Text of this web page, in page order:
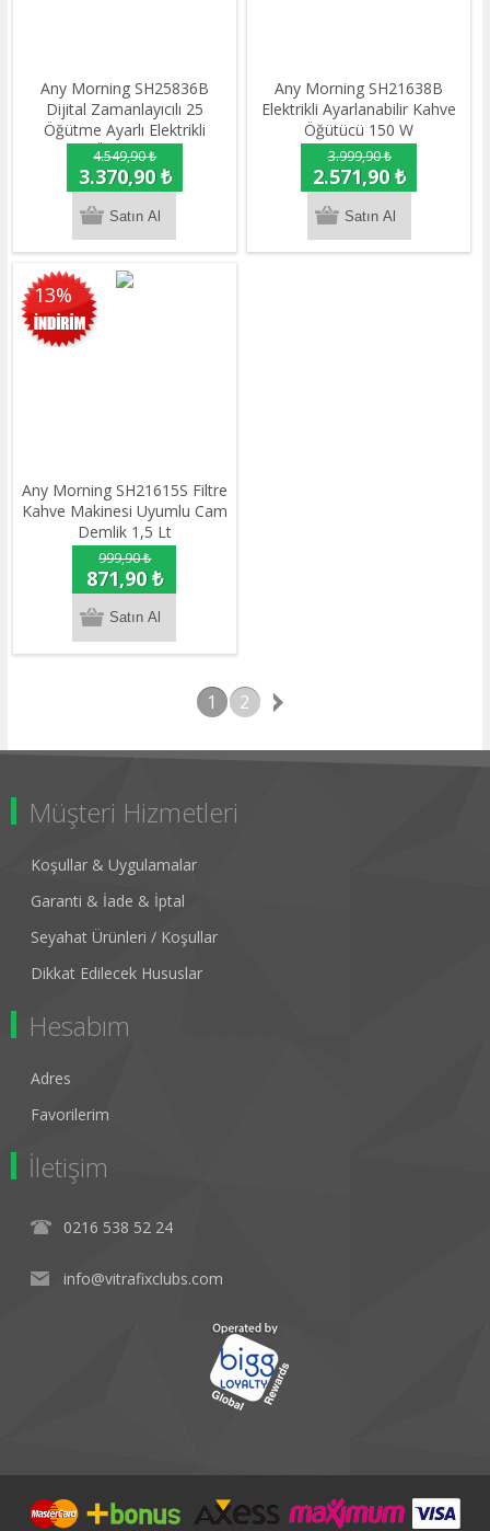
Any Morning SH25836B
Dijital Zamanlayıcılı 25
Öğütme Ayarlı Elektrikli
Kahve Öğütücü ​​​​​​​200 W
4.549,90 ₺
3.370,90 ₺
Any Morning SH21638B
Elektrikli Ayarlanabilir Kahve
Öğütücü 150 W
3.999,90 ₺
2.571,90 ₺
13%
Any Morning SH21615S Filtre
Kahve Makinesi Uyumlu Cam
Demlik 1,5 Lt
999,90 ₺
871,90 ₺
1 2
Müşteri Hizmetleri
Koşullar & Uygulamalar
Garanti & İade & İptal
Seyahat Ürünleri / Koşullar
Dikkat Edilecek Hususlar
Hesabım
Adres
Favorilerim
İletişim
0216 538 52 24
info@vitrafixclubs.com